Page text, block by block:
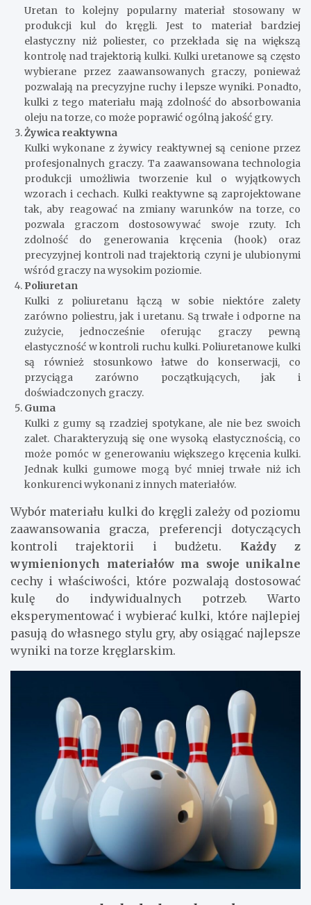
Uretan to kolejny popularny materiał stosowany w
produkcji kul do kręgli. Jest to materiał bardziej
elastyczny niż poliester, co przekłada się na większą
kontrolę nad trajektorią kulki. Kulki uretanowe są często
wybierane przez zaawansowanych graczy, ponieważ
pozwalają na precyzyjne ruchy i lepsze wyniki. Ponadto,
kulki z tego materiału mają zdolność do absorbowania
oleju na torze, co może poprawić ogólną jakość gry.
Żywica reaktywna
Kulki wykonane z żywicy reaktywnej są cenione przez
profesjonalnych graczy. Ta zaawansowana technologia
produkcji umożliwia tworzenie kul o wyjątkowych
wzorach i cechach. Kulki reaktywne są zaprojektowane
tak, aby reagować na zmiany warunków na torze, co
pozwala graczom dostosowywać swoje rzuty. Ich
zdolność do generowania kręcenia (hook) oraz
precyzyjnej kontroli nad trajektorią czyni je ulubionymi
wśród graczy na wysokim poziomie.
Poliuretan
Kulki z poliuretanu łączą w sobie niektóre zalety
zarówno poliestru, jak i uretanu. Są trwałe i odporne na
zużycie, jednocześnie oferując graczy pewną
elastyczność w kontroli ruchu kulki. Poliuretanowe kulki
są również stosunkowo łatwe do konserwacji, co
przyciąga zarówno początkujących, jak i
doświadczonych graczy.
Guma
Kulki z gumy są rzadziej spotykane, ale nie bez swoich
zalet. Charakteryzują się one wysoką elastycznością, co
może pomóc w generowaniu większego kręcenia kulki.
Jednak kulki gumowe mogą być mniej trwałe niż ich
konkurenci wykonani z innych materiałów.
Wybór materiału kulki do kręgli zależy od poziomu
zaawansowania gracza, preferencji dotyczących
kontroli trajektorii i budżetu. Każdy z
wymienionych materiałów ma swoje unikalne
cechy i właściwości, które pozwalają dostosować
kulę do indywidualnych potrzeb. Warto
eksperymentować i wybierać kulki, które najlepiej
pasują do własnego stylu gry, aby osiągać najlepsze
wyniki na torze kręglarskim.